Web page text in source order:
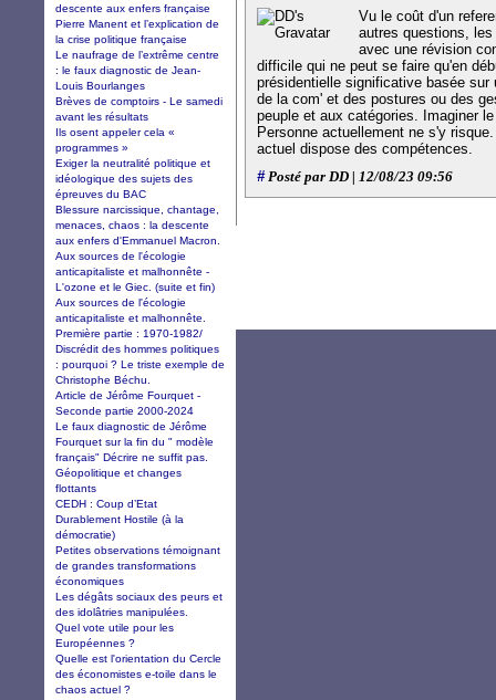
Vu le coût d'un
autres questions,
avec une révision
difficile qui ne peut se faire qu'en
présidentielle significative basée
de la com' et des postures ou des
peuple et aux catégories. Imaginer
Personne actuellement ne s'y
actuel dispose des compétences.
#Posté par DD | 12/08/23 09:56
descente aux enfers française
Pierre Manent et l’explication de
la crise politique française
Le naufrage de l’extrême centre
: le faux diagnostic de Jean-
Louis Bourlanges
Brèves de comptoirs - Le samedi
avant les résultats
Ils osent appeler cela «
programmes »
Exiger la neutralité politique et
idéologique des sujets des
épreuves du BAC
Blessure narcissique, chantage,
menaces, chaos : la descente
aux enfers d'Emmanuel Macron.
Aux sources de l'écologie
anticapitaliste et malhonnête -
L'ozone et le Giec. (suite et fin)
Aux sources de l'écologie
anticapitaliste et malhonnête.
Première partie : 1970-1982/
Discrédit des hommes politiques
: pourquoi ? Le triste exemple de
Christophe Béchu.
Article de Jérôme Fourquet -
Seconde partie 2000-2024
Le faux diagnostic de Jérôme
Fourquet sur la fin du " modèle
français" Décrire ne suffit pas.
Géopolitique et changes
flottants
CEDH : Coup d’Etat
Durablement Hostile (à la
démocratie)
Petites observations témoignant
de grandes transformations
économiques
Les dégâts sociaux des peurs et
des idolâtries manipulées.
Quel vote utile pour les
Européennes ?
Quelle est l'orientation du Cercle
des économistes e-toile dans le
chaos actuel ?